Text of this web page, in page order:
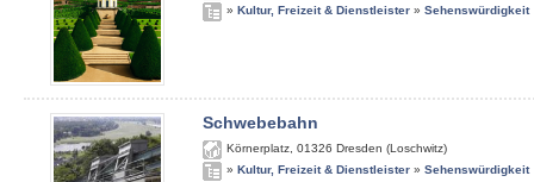
» Kultur, Freizeit & Dienstleister » Sehenswürdigkeit
Schwebebahn
Körnerplatz 01326 Dresden (Loschwitz)
» Kultur, Freizeit & Dienstleister » Sehenswürdigkeit